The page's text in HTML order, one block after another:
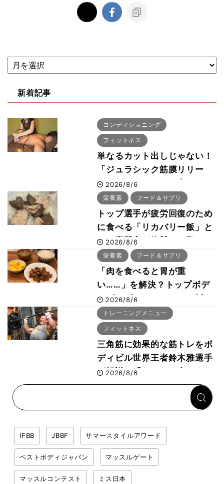
新着記事
コンディショニング
フィットネス
単なるカット出しじゃない！
「ジュラシック筋膜リリー
ス」が口コミだけで大ヒット
した納得の理由 木澤大祐が
解説
2026/8/6
栄養素 フード＆サプリ
トップ選手が疲労回復のため
に食べる「リカバリー飯」と
は？専門家が絶賛した鶏レバ
ー活用法
2026/8/6
栄養素 フード＆サプリ
「肉を食べると胃が重
い……」を解決？トップボデ
ィビルダーのリカバリー飯を
専門家がロジカル解説
2026/8/6
トレーニングメニュー
フィットネス
三角筋に効果的な筋トレをボ
ディビル世界王者鈴木雅選手
が解説！「なかなか大きくな
らない肩の鍛え方」前編
2026/8/6
IFBB JBBF サマースタイルアワード
ベストボディジャパン マッスルゲート
マッスルコンテスト ミス日本